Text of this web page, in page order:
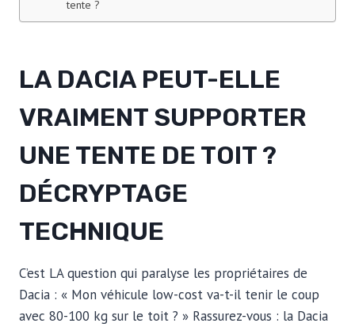
tente ?
LA DACIA PEUT-ELLE
VRAIMENT SUPPORTER
UNE TENTE DE TOIT ?
DÉCRYPTAGE
TECHNIQUE
C’est LA question qui paralyse les propriétaires de
Dacia : « Mon véhicule low-cost va-t-il tenir le coup
avec 80-100 kg sur le toit ? » Rassurez-vous : la Dacia